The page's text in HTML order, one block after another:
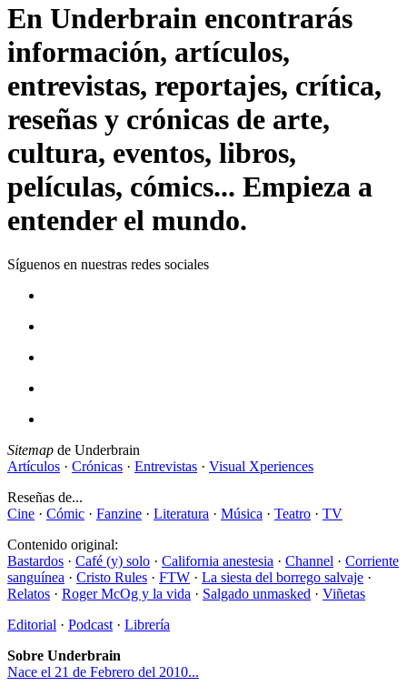
En Underbrain encontrarás
información, artículos,
entrevistas, reportajes, crítica,
reseñas y crónicas de arte,
cultura, eventos, libros,
películas, cómics... Empieza a
entender el mundo.
Síguenos en nuestras redes sociales
Sitemap de Underbrain
Artículos · Crónicas · Entrevistas · Visual Xperiences
Reseñas de...
Cine · Cómic · Fanzine · Literatura · Música · Teatro · TV
Contenido original:
Bastardos · Café (y) solo · California anestesia · Channel · Corriente
sanguínea · Cristo Rules · FTW · La siesta del borrego salvaje ·
Relatos · Roger McOg y la vida · Salgado unmasked · Viñetas
Editorial · Podcast · Librería
Sobre Underbrain
Nace el 21 de Febrero del 2010...